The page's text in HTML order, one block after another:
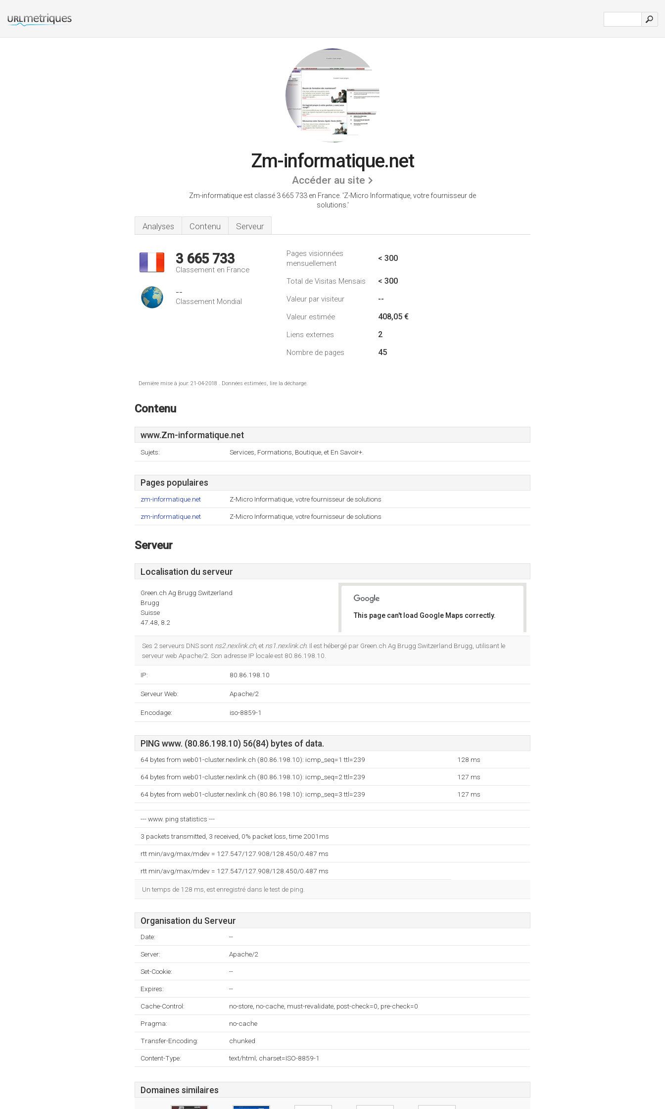
Zm-informatique.net
Accéder au site
Zm-informatique est classé 3 665 733 en France. 'Z-Micro Informatique, votre fournisseur de
solutions.'
Analyses Contenu Serveur
3 665 733
Classement en France
--
Classement Mondial
Pages visionnées
mensuellement
< 300
Total de Visitas Mensais < 300
Valeur par visiteur --
Valeur estimée 408,05 €
Liens externes 2
Nombre de pages 45
Dernière mise à jour: 21-04-2018 . Données estimées, lire la décharge.
Contenu
www.Zm-informatique.net
Sujets: Services, Formations, Boutique, et En Savoir+.
Pages populaires
zm-informatique.net Z-Micro Informatique, votre fournisseur de solutions
zm-informatique.net Z-Micro Informatique, votre fournisseur de solutions
Serveur
Localisation du serveur
Green.ch Ag Brugg Switzerland
Brugg
Suisse
47.48, 8.2
This page can't load Google Maps correctly.
Ses 2 serveurs DNS sont ns2.nexlink.ch, et ns1.nexlink.ch. Il est hébergé par Green.ch Ag Brugg Switzerland Brugg, utilisant le
serveur web Apache/2. Son adresse IP locale est 80.86.198.10.
IP: 80.86.198.10
Serveur Web: Apache/2
Encodage: iso-8859-1
PING www. (80.86.198.10) 56(84) bytes of data.
64 bytes from web01-cluster.nexlink.ch (80.86.198.10): icmp_seq=1 ttl=239 128 ms
64 bytes from web01-cluster.nexlink.ch (80.86.198.10): icmp_seq=2 ttl=239 127 ms
64 bytes from web01-cluster.nexlink.ch (80.86.198.10): icmp_seq=3 ttl=239 127 ms
--- www. ping statistics ---
3 packets transmitted, 3 received, 0% packet loss, time 2001ms
rtt min/avg/max/mdev = 127.547/127.908/128.450/0.487 ms
rtt min/avg/max/mdev = 127.547/127.908/128.450/0.487 ms
Un temps de 128 ms, est enregistré dans le test de ping.
Organisation du Serveur
Date: --
Server: Apache/2
Set-Cookie: --
Expires: --
Cache-Control: no-store, no-cache, must-revalidate, post-check=0, pre-check=0
Pragma: no-cache
Transfer-Encoding: chunked
Content-Type: text/html; charset=ISO-8859-1
Domaines similaires